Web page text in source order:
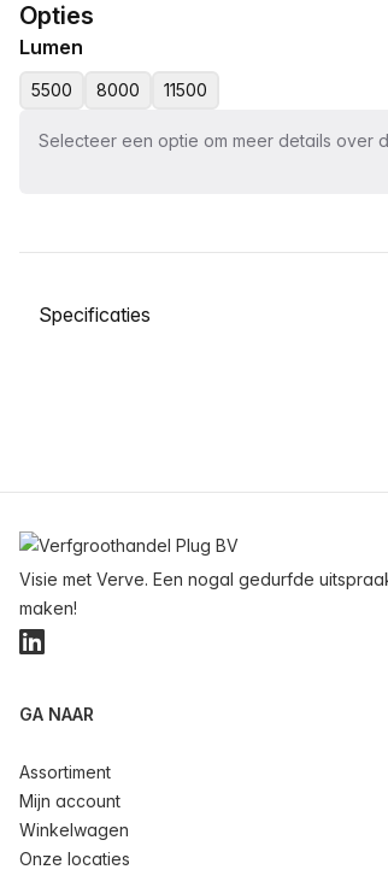
Opties
Lumen
5500 8000 11500
Selecteer een optie om meer details over
Selecteer een tabblad
Visie met Verve. Een nogal gedurfde
maken!
LinkedIn
GA NAAR
Assortiment
Mijn account
Winkelwagen
Onze locaties